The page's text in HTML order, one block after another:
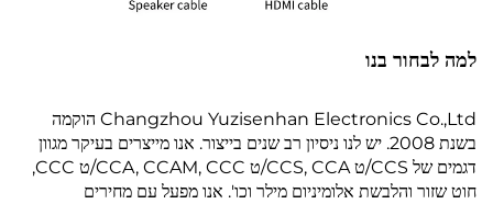
למה לבחור בנו
Changzhou Yuzisenhan Electronics Co.,Ltd הוקמה
בשנת 2008. יש לנו ניסיון רב שנים בייצור. אנו מייצרים בעיקר מגוון
דגמים של CCS/ט CCS, CCA/ט CCA, CCAM, CCC/ט CCC,
חוט שזור והלבשת אלומיניום מילר וכו'. אנו מפעל עם מחירים